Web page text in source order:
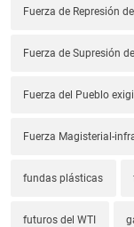
Fuerza de Represión
Fuerza de Supresión
Fuerza del Pueblo
Fuerza Magisterial-
fundas plásticas
futuros del WTI